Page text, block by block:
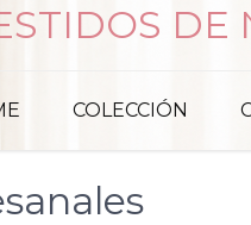
DE
COLECCIÓN